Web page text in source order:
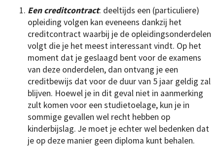
Een creditcontract: deeltijds een (particuliere)
opleiding volgen kan eveneens dankzij het
creditcontract waarbij je de opleidingsonderdelen
volgt die je het meest interessant vindt. Op het
moment dat je geslaagd bent voor de examens
van deze onderdelen, dan ontvang je een
creditbewijs dat voor de duur van 5 jaar geldig zal
blijven. Hoewel je in dit geval niet in aanmerking
zult komen voor een studietoelage, kun je in
sommige gevallen wel recht hebben op
kinderbijslag. Je moet je echter wel bedenken dat
je op deze manier geen diploma kunt behalen.